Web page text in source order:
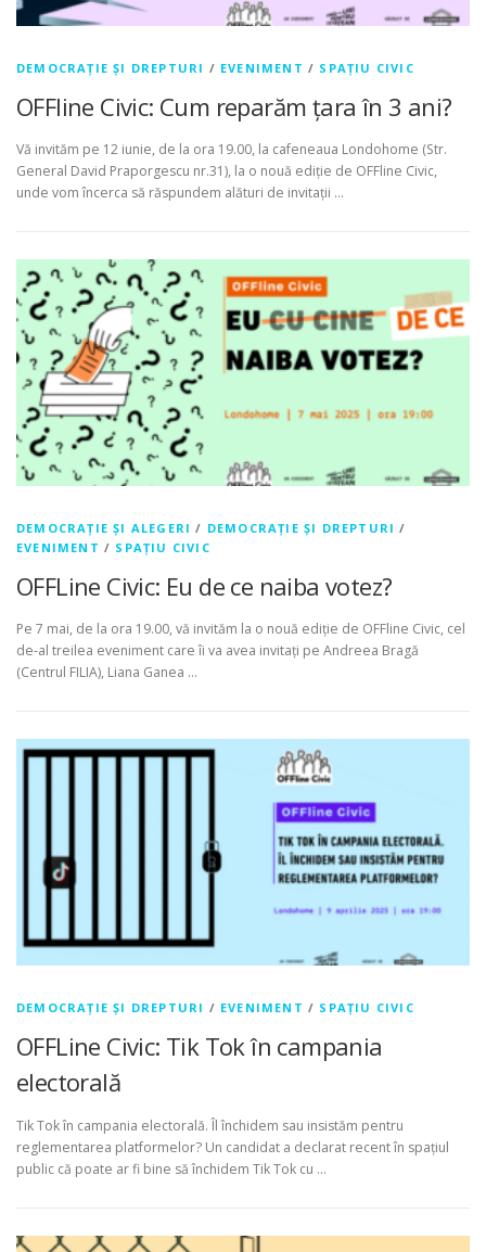
DEMOCRAȚIE ȘI DREPTURI / EVENIMENT / SPAȚIU CIVIC
OFFline Civic: Cum reparăm țara în 3 ani?
Vă invităm pe 12 iunie, de la ora 19.00, la cafeneaua Londohome (Str.
General David Praporgescu nr.31), la o nouă ediție de OFFline Civic,
unde vom încerca să răspundem alături de invitații …
DEMOCRAȚIE ȘI ALEGERI / DEMOCRAȚIE ȘI DREPTURI /
EVENIMENT / SPAȚIU CIVIC
OFFLine Civic: Eu de ce naiba votez?
Pe 7 mai, de la ora 19.00, vă invităm la o nouă ediție de OFFline Civic, cel
de-al treilea eveniment care îi va avea invitați pe Andreea Bragă
(Centrul FILIA), Liana Ganea …
DEMOCRAȚIE ȘI DREPTURI / EVENIMENT / SPAȚIU CIVIC
OFFLine Civic: Tik Tok în campania
electorală
Tik Tok în campania electorală. Îl închidem sau insistăm pentru
reglementarea platformelor? Un candidat a declarat recent în spațiul
public că poate ar fi bine să închidem Tik Tok cu …